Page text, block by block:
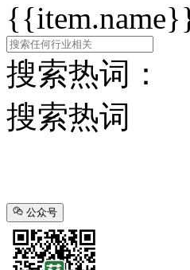
搜索热词：
搜索热词
公众号